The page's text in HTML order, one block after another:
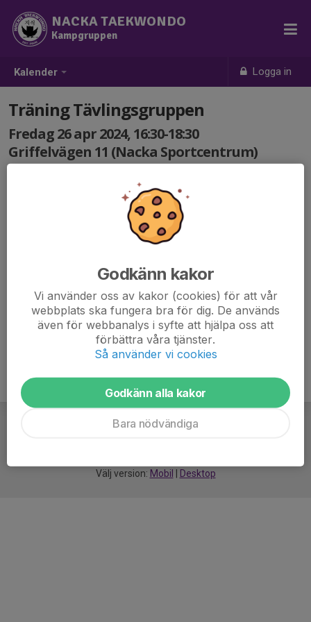
Kalender Logga in
NACKA TAEKWONDO
Kampgruppen
Träning Tävlingsgruppen
Fredag 26 apr 2024, 16:30-18:30
Griffelvägen 11 (Nacka Sportcentrum)
Teknikträning med skydd + lätt sparring
Glöm ej skyddsutrustning.
Viktigt att alla svarar på kallelsen!
Välj version: Mobil Desktop
Godkänn kakor
Vi använder oss av kakor (cookies) för att vår
webbplats ska fungera bra för dig. De används
även för webbanalys i syfte att hjälpa oss att
förbättra våra tjänster.
Så använder vi cookies
Godkänn alla kakor
Bara nödvändiga